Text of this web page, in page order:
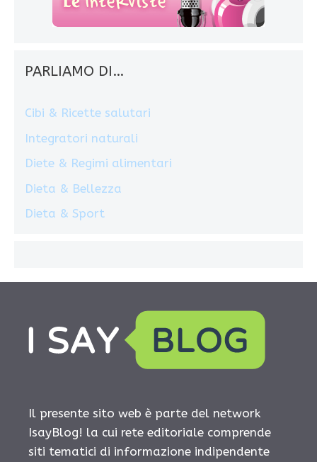
PARLIAMO DI…
Cibi & Ricette salutari
Integratori naturali
Diete & Regimi alimentari
Dieta & Bellezza
Dieta & Sport
Il presente sito web è parte del network
IsayBlog! la cui rete editoriale comprende
siti tematici di informazione indipendente